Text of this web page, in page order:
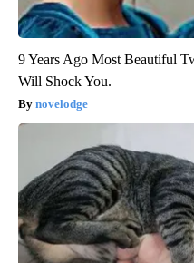
9 Years Ago Most Beautiful
Will Shock You.
novelodge